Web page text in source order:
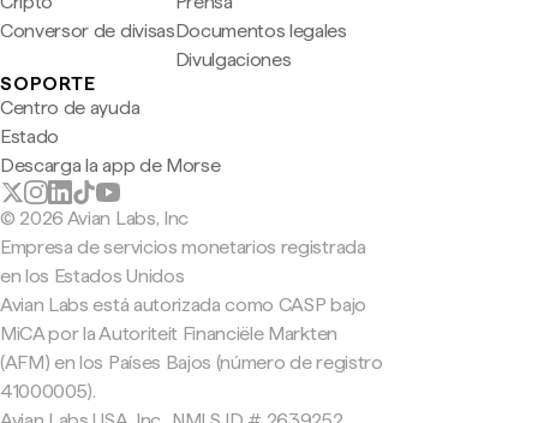
Conversor de divisasDocumentos legales
Divulgaciones
SOPORTE
Centro de ayuda
Estado
Descarga la app de Morse
© 2026 Avian Labs, Inc
Empresa de servicios monetarios registrada
en los Estados Unidos
Avian Labs está autorizada como CASP bajo
MiCA por la Autoriteit Financiële Markten
(AFM) en los Países Bajos (número de registro
41000005).